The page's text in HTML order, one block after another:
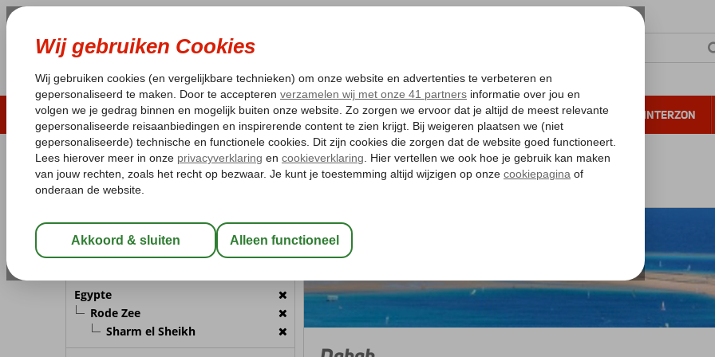
LAST MINUTE ZOMER 2026 ZONVAKANTIE VERRE REIZEN ALL INCLUSIVE WINTERZON
Pakketgarantie Laagsteprijsgarantie* Gratis annuleren*
REISGEZELSCHAP
Wijzig Reisgezelschap
Egypte
Rode Zee
Sharm el Sheikh